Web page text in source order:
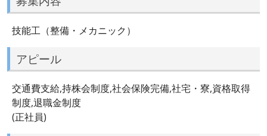
技能工（整備・メカニック）
アピール
交通費支給,持株会制度,社会保険完備,社宅・寮,資格取得
制度,退職金制度
(正社員)